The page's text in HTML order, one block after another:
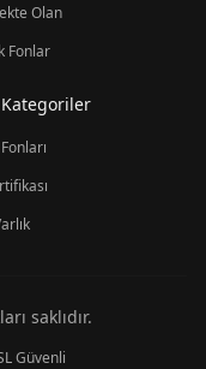
Olan
Fonlar
saklıdır.
Güvenli